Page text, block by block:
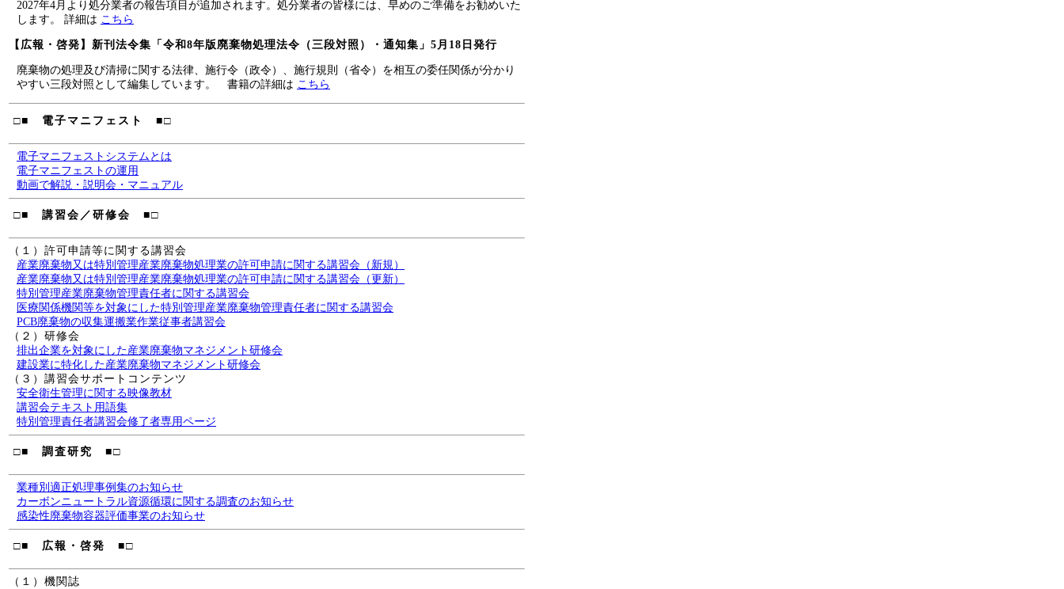
2027年4月より処分業者の報告項目が追加されます。処分業者の皆様には、早めのご準備をお勧めいた
します。 詳細は こちら
【広報・啓発】新刊法令集「令和8年版廃棄物処理法令（三段対照）・通知集」5月18日発行
廃棄物の処理及び清掃に関する法律、施行令（政令）、施行規則（省令）を相互の委任関係が分かり
やすい三段対照として編集しています。 書籍の詳細は こちら
□■ 電子マニフェスト ■□
電子マニフェストシステムとは
電子マニフェストの運用
動画で解説・説明会・マニュアル
□■ 講習会／研修会 ■□
（１）許可申請等に関する講習会
産業廃棄物又は特別管理産業廃棄物処理業の許可申請に関する講習会（新規）
産業廃棄物又は特別管理産業廃棄物処理業の許可申請に関する講習会（更新）
特別管理産業廃棄物管理責任者に関する講習会
医療関係機関等を対象にした特別管理産業廃棄物管理責任者に関する講習会
PCB廃棄物の収集運搬業作業従事者講習会
（２）研修会
排出企業を対象にした産業廃棄物マネジメント研修会
建設業に特化した産業廃棄物マネジメント研修会
（３）講習会サポートコンテンツ
安全衛生管理に関する映像教材
講習会テキスト用語集
特別管理責任者講習会修了者専用ページ
□■ 調査研究 ■□
業種別適正処理事例集のお知らせ
カーボンニュートラル資源循環に関する調査のお知らせ
感染性廃棄物容器評価事業のお知らせ
□■ 広報・啓発 ■□
（１）機関誌